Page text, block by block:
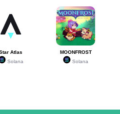
Atlas
Solana
MOONFROST
Solana